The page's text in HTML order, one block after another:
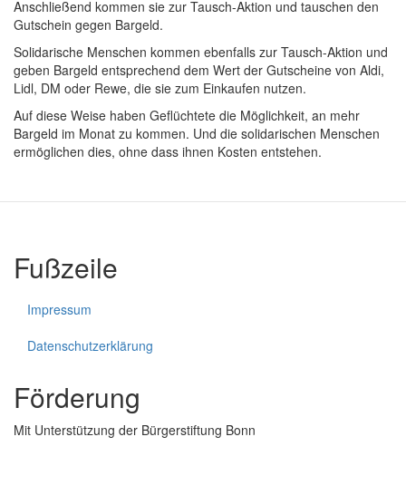
Anschließend kommen sie zur Tausch-Aktion und tauschen den
Gutschein gegen Bargeld.
Solidarische Menschen kommen ebenfalls zur Tausch-Aktion und
geben Bargeld entsprechend dem Wert der Gutscheine von Aldi,
Lidl, DM oder Rewe, die sie zum Einkaufen nutzen.
Auf diese Weise haben Geflüchtete die Möglichkeit, an mehr
Bargeld im Monat zu kommen. Und die solidarischen Menschen
ermöglichen dies, ohne dass ihnen Kosten entstehen.
Fußzeile
Impressum
Datenschutzerklärung
Förderung
Mit Unterstützung der Bürgerstiftung Bonn